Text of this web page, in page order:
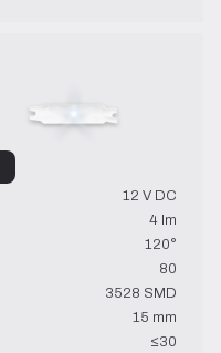
12 V DC
4 lm
120°
80
3528 SMD
15 mm
≤30